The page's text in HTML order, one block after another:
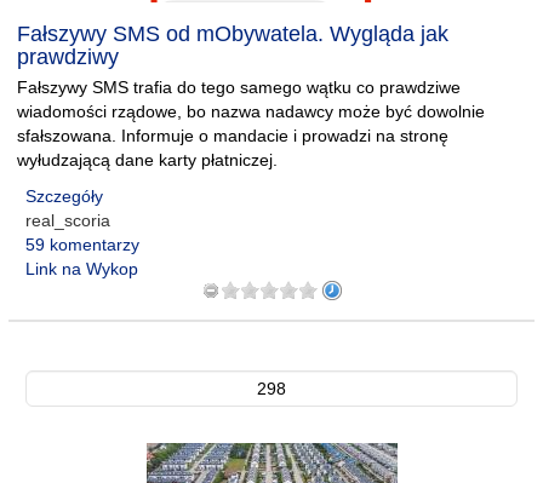
Fałszywy SMS od mObywatela. Wygląda jak
prawdziwy
Fałszywy SMS trafia do tego samego wątku co prawdziwe
wiadomości rządowe, bo nazwa nadawcy może być dowolnie
sfałszowana. Informuje o mandacie i prowadzi na stronę
wyłudzającą dane karty płatniczej.
Szczegóły
real_scoria
59 komentarzy
Link na Wykop
298